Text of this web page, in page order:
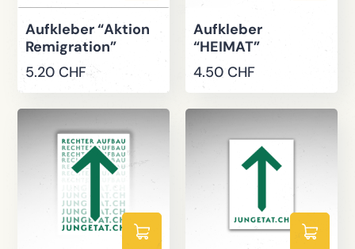
Aufkleber “Aktion
Remigration”
5.20CHF
Aufkleber
“HEIMAT”
4.50 CHF